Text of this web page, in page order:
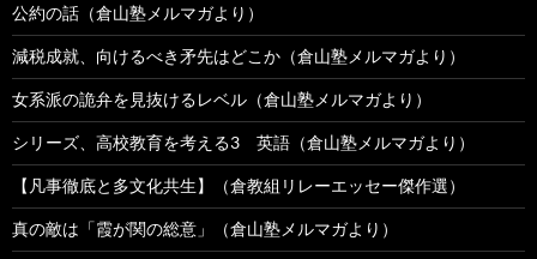
公約の話（倉山塾メルマガより）
減税成就、向けるべき矛先はどこか（倉山塾メルマガより）
女系派の詭弁を見抜けるレベル（倉山塾メルマガより）
シリーズ、高校教育を考える3 英語（倉山塾メルマガより）
【凡事徹底と多文化共生】（倉教組リレーエッセー傑作選）
真の敵は「霞が関の総意」（倉山塾メルマガより）